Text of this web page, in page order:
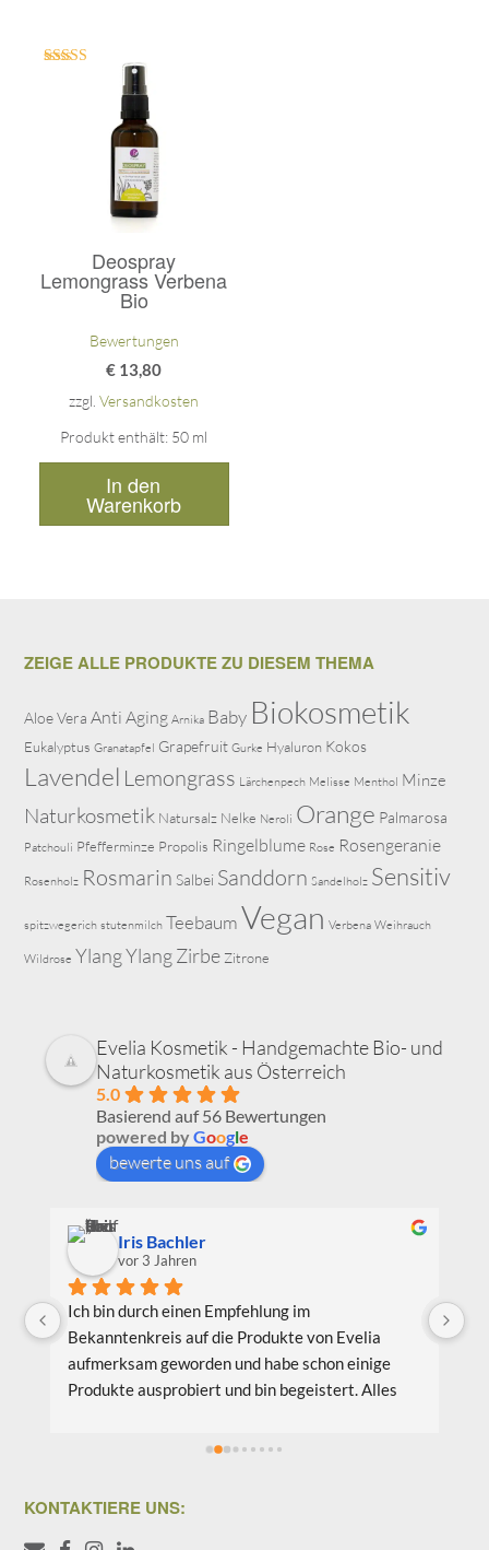
Deospray
Lemongrass Verbena
Bio
Bewertungen
€ 13,80
zzgl.Versandkosten
Produkt enthält: 50 ml
In den
Warenkorb
ZEIGE ALLE PRODUKTE ZU DIESEM THEMA
Aloe Vera Anti Aging Arnika Baby Biokosmetik
Eukalyptus Granatapfel Grapefruit Gurke Hyaluron Kokos
Lavendel Lemongrass Lärchenpech Melisse Menthol Minze
Naturkosmetik Natursalz Nelke Neroli Orange Palmarosa
Patchouli Pfefferminze Propolis Ringelblume Rose Rosengeranie
Rosenholz Rosmarin Salbei Sanddorn Sandelholz Sensitiv
spitzwegerich stutenmilch TeebaumVegan Verbena Weihrauch
Wildrose Ylang YlangZirbe Zitrone
Evelia Kosmetik - Handgemachte Bio- und
Naturkosmetik aus Österreich
5.0
Basierend auf 56 Bewertungen
powered byGoogle
bewerte uns auf
Iris Bachler
vor 3 Jahren
Ich bin durch einen Empfehlung im
Bekanntenkreis auf die Produkte von Evelia
aufmerksam geworden und habe schon einige
Produkte ausprobiert und bin begeistert. Alles
Liebe zu den Produkten wird von den Herstellern
Conditioner, der Lippenbutter und vielen
KONTAKTIERE UNS: